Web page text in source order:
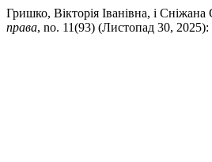
Гришко, Вікторія Іванівна, і
права, no. 11(93) (Листопад 30,